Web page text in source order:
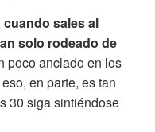
cuando sales al
solo rodeado de
poco anclado en los
en parte, es tan
30 siga sintiéndose